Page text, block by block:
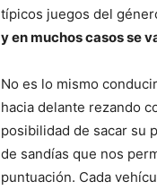
típicos juegos del
y en muchos casos se
No es lo mismo
hacia delante rezando
posibilidad de sacar su
de sandías que nos
puntuación. Cada